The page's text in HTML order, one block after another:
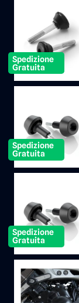
Spedizione
Gratuita
Spedizione
Gratuita
Spedizione
Gratuita